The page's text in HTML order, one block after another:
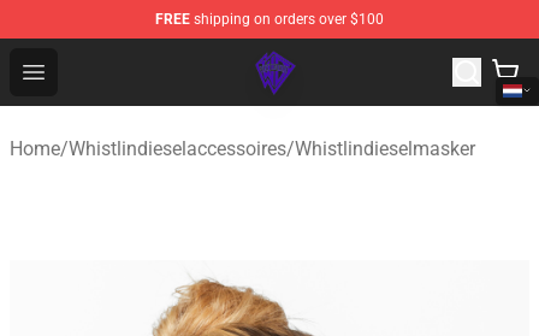
FREE shipping on orders over $100
Open menu
WhistlinDiesel Shop - Official WhistlinDiesel
Home/Whistlindieselaccessoires/Whistlindieselmasker